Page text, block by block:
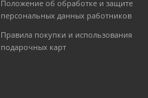
Положение об обработке и защите
персональных данных работников
Правила покупки и использования
подарочных карт